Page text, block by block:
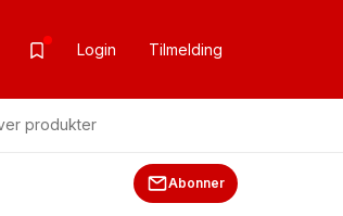
Login Tilmelding
produkter
Abonner